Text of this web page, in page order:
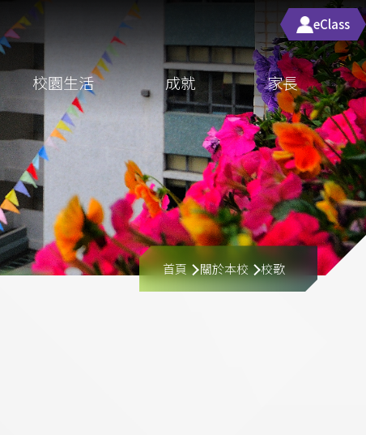
eClass
校園生活 成就 家長
導
航
首頁 關於本校 校歌